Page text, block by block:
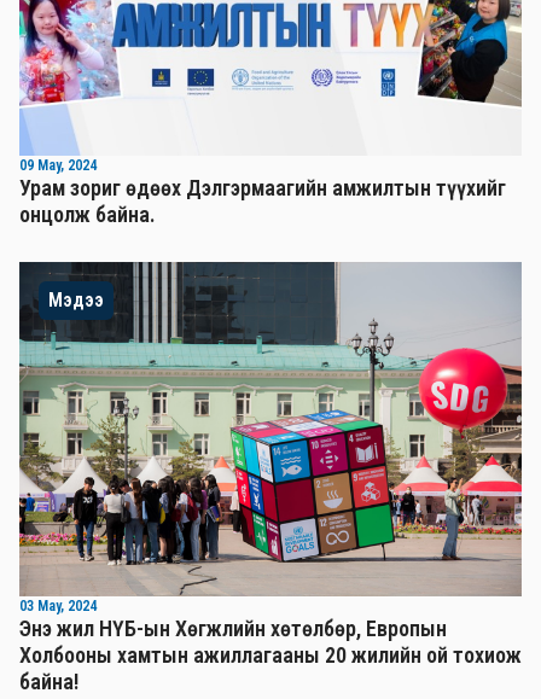
09 May, 2024
Урам зориг өдөөх Дэлгэрмаагийн амжилтын түүхийг
онцолж байна.
Мэдээ
03 May, 2024
Энэ жил НҮБ-ын Хөгжлийн хөтөлбөр, Европын
Холбооны хамтын ажиллагааны 20 жилийн ой тохиож
байна!